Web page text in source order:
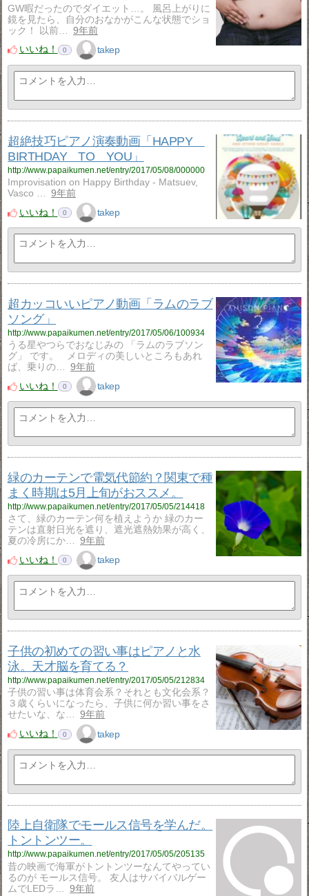
GW暇だったのでダイエット…。 風呂上がりに
鏡を見たら、自分のおなかがこんな状態でショ
ック！ 以前…
9年前
いいね！
0 takep
超絶技巧ピアノ演奏動画「HAPPY
BIRTHDAY TO YOU」
http://www.papaikumen.net/entry/2017/05/08/000000
Improvisation on Happy Birthday - Matsuev,
Vasco …
9年前
いいね！
0 takep
超カッコいいピアノ動画「ラムのラブ
ソング」
http://www.papaikumen.net/entry/2017/05/06/100934
うる星やつらでおなじみの 「ラムのラブソン
グ」 です。 メロディの美しいところもあれ
ば、乗りの…
9年前
いいね！
0 takep
緑のカーテンで電気代節約？関東で種
まく時期は5月上旬がおススメ。
http://www.papaikumen.net/entry/2017/05/05/214418
さて、緑のカーテン何を植えようか 緑のカー
テンは直射日光を遮り、遮光遮熱効果が高く、
夏の冷房にか…
9年前
いいね！
0 takep
子供の初めての習い事はピアノと水
泳。天才脳を育てる？
http://www.papaikumen.net/entry/2017/05/05/212834
子供の習い事は体育会系？それとも文化会系？
３歳くらいになったら、子供に何か習い事をさ
せたいな、な…
9年前
いいね！
0 takep
陸上自衛隊でモールス信号を学んだ。
トントンツー。
http://www.papaikumen.net/entry/2017/05/05/205135
昔の映画で海軍がトントンツーなんてやってい
るのが モールス信号。 友人はサバイバルゲー
ムでLEDラ…
9年前